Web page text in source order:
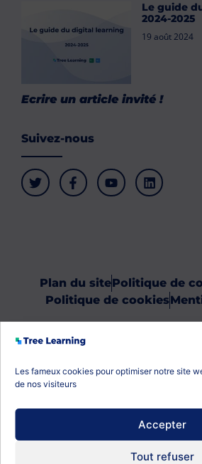
Les fameux cookies pour optimiser notre site
de nos visiteurs
Accepter
Tout refuser
Le guide
2024-2025
19 août 2024
Ecrire un article invité !
Suivez-nous
Plan du sitePolitique de
Politique de cookies